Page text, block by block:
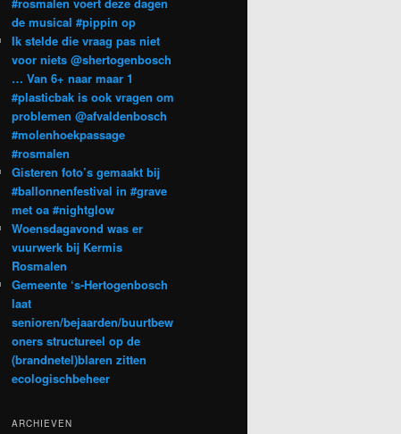
#rosmalen voert deze dagen
de musical #pippin op
Ik stelde die vraag pas niet
voor niets @shertogenbosch
… Van 6+ naar maar 1
#plasticbak is ook vragen om
problemen @afvaldenbosch
#molenhoekpassage
#rosmalen
Gisteren foto’s gemaakt bij
#ballonnenfestival in #grave
met oa #nightglow
Woensdagavond was er
vuurwerk bij Kermis
Rosmalen
Gemeente ‘s-Hertogenbosch
laat
senioren/bejaarden/buurtbew
oners structureel op de
(brandnetel)blaren zitten
ecologischbeheer
ARCHIEVEN